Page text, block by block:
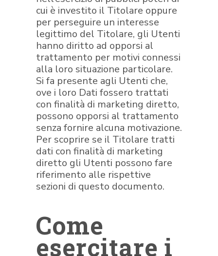
cui è investito il Titolare oppure
per perseguire un interesse
legittimo del Titolare, gli Utenti
hanno diritto ad opporsi al
trattamento per motivi connessi
alla loro situazione particolare.
Si fa presente agli Utenti che,
ove i loro Dati fossero trattati
con finalità di marketing diretto,
possono opporsi al trattamento
senza fornire alcuna motivazione.
Per scoprire se il Titolare tratti
dati con finalità di marketing
diretto gli Utenti possono fare
riferimento alle rispettive
sezioni di questo documento.
Come
esercitare i